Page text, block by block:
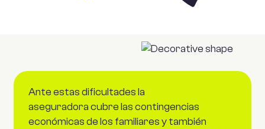
Ante estas dificultades la
aseguradora cubre las contingencias
económicas de los familiares y también